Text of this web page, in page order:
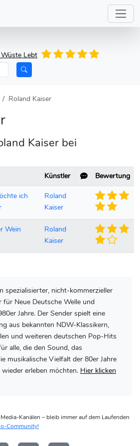
Wüste Lebt
Roland Kaiser
Kaiser bei
Künstler
Bewertung
ich
Roland
Kaiser
Wein
Roland
Kaiser
spezialisierter, nicht-kommerzieller
für Neue Deutsche Welle und
Jahre. Der Sender spielt eine
aus bekannten NDW-Klassikern,
und weiteren deutschen Pop-Hits
alle, die den Sound, das
musikalische Vielfalt der 80er Jahre
erleben möchten. Hier klicken
Kanälen – bleib immer auf dem Laufenden
Community!